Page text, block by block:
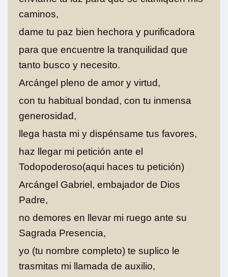
caminos,
dame tu paz bien hechora y purificadora
para que encuentre la tranquilidad que
tanto busco y necesito.
Arcángel pleno de amor y virtud,
con tu habitual bondad, con tu inmensa
generosidad,
llega hasta mi y dispénsame tus favores,
haz llegar mi petición ante el
Todopoderoso(aqui haces tu petición)
Arcángel Gabriel, embajador de Dios
Padre,
no demores en llevar mi ruego ante su
Sagrada Presencia,
yo (tu nombre completo) te suplico le
trasmitas mi llamada de auxilio,